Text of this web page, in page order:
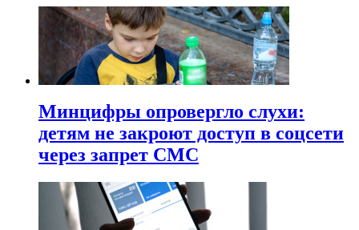
Минцифры опровергло слухи:
детям не закроют доступ в соцсети
через запрет СМС